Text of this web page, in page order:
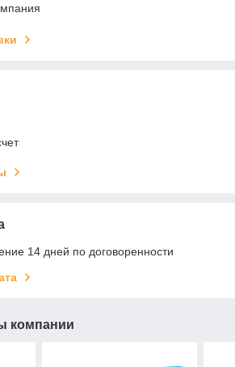
14 дней по договоренности
компании